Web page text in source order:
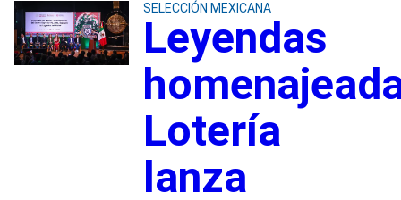
SELECCIÓN MEXICANA
Leyendas
Lotería
lanza